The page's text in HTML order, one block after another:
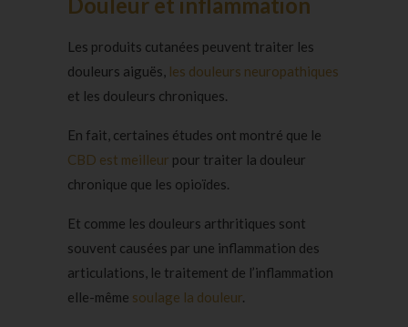
Les produits cutanées peuvent traiter les
douleurs aiguës, les douleurs neuropathiques
et les douleurs chroniques.
En fait, certaines études ont montré que le
CBD est meilleur pour traiter la douleur
chronique que les opioïdes.
Et comme les douleurs arthritiques sont
souvent causées par une inflammation des
articulations, le traitement de l’inflammation
elle-même soulage la douleur.